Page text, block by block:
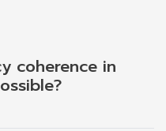
coherence in